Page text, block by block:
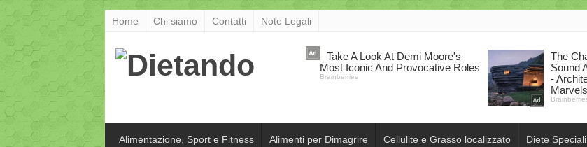
Home Chi siamo Contatti Note Legali
Alimentazione, Sport e Fitness Alimenti per Dimagrire Cellulite e Grasso localizzato Diete Speciali